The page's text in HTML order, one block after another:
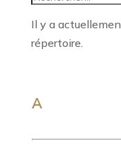
Il y a
répertoire.
A